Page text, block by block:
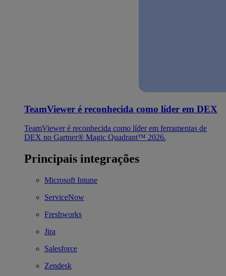
TeamViewer é reconhecida como líder em DEX
TeamViewer é reconhecida como líder em ferramentas de
DEX no Gartner® Magic Quadrant™ 2026.
Principais integrações
Microsoft Intune
ServiceNow
Freshworks
Jira
Salesforce
Zendesk